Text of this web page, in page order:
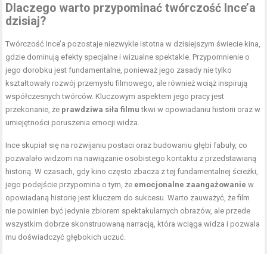
Dlaczego warto przypominać twórczość Ince’a
dzisiaj?
Twórczość Ince’a pozostaje niezwykle istotna w dzisiejszym świecie kina,
gdzie dominują efekty specjalne i wizualne spektakle. Przypomnienie o
jego dorobku jest fundamentalne, ponieważ jego zasady nie tylko
kształtowały rozwój przemysłu filmowego, ale również wciąż inspirują
współczesnych twórców. Kluczowym aspektem jego pracy jest
przekonanie, że prawdziwa siła filmu tkwi w opowiadaniu historii oraz w
umiejętności poruszenia emocji widza.
Ince skupiał się na rozwijaniu postaci oraz budowaniu głębi fabuły, co
pozwalało widzom na nawiązanie osobistego kontaktu z przedstawianą
historią. W czasach, gdy kino często zbacza z tej fundamentalnej ścieżki,
jego podejście przypomina o tym, że emocjonalne zaangażowanie w
opowiadaną historię jest kluczem do sukcesu. Warto zauważyć, że film
nie powinien być jedynie zbiorem spektakularnych obrazów, ale przede
wszystkim dobrze skonstruowaną narracją, która wciąga widza i pozwala
mu doświadczyć głębokich uczuć.